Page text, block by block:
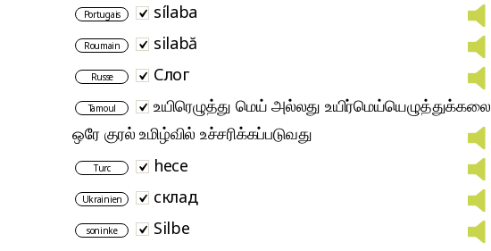
Portugais sílaba
Roumain silabă
Russe Слог
Tamoul
உயிரெழுத்து மெய் அல்லது உயிர்மெய்யெழுத்துக்கலை
ஒரே குரல் உமிழ்வில் உச்சரிக்கப்படுவது
Turc hece
Ukrainien склад
soninke Silbe